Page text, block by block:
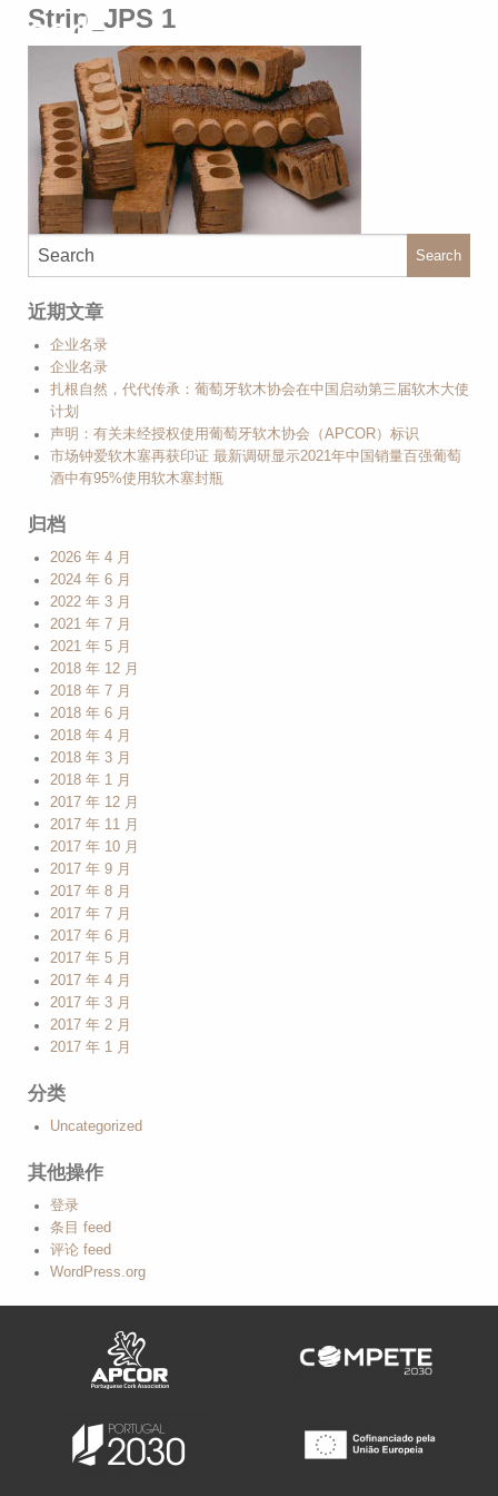
Strip_JPS 1
Search
近期文章
企业名录
企业名录
扎根自然，代代传承：葡萄牙软木协会在中国启动第三届软木大使
计划
声明：有关未经授权使用葡萄牙软木协会（APCOR）标识
市场钟爱软木塞再获印证 最新调研显示2021年中国销量百强葡萄
酒中有95%使用软木塞封瓶
归档
2026 年 4 月
2024 年 6 月
2022 年 3 月
2021 年 7 月
2021 年 5 月
2018 年 12 月
2018 年 7 月
2018 年 6 月
2018 年 4 月
2018 年 3 月
2018 年 1 月
2017 年 12 月
2017 年 11 月
2017 年 10 月
2017 年 9 月
2017 年 8 月
2017 年 7 月
2017 年 6 月
2017 年 5 月
2017 年 4 月
2017 年 3 月
2017 年 2 月
2017 年 1 月
分类
Uncategorized
其他操作
登录
条目 feed
评论 feed
WordPress.org